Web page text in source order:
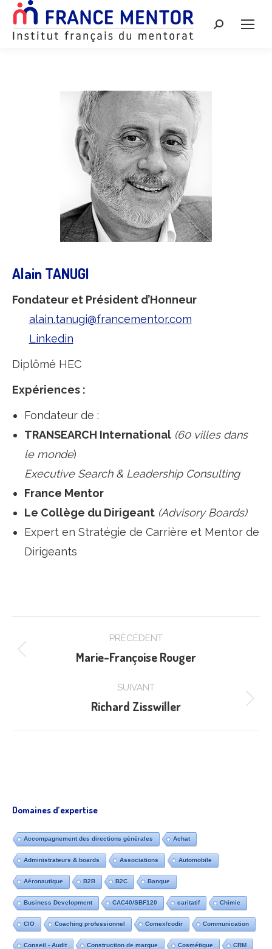
Recherche
Alain TANUGI
Fondateur et Président d’Honneur
alain.tanugi@francementor.com
Linkedin
Diplômé HEC
Expériences :
Fondateur de :
TRANSEARCH International (60 villes dans
le monde)
Executive Search & Leadership Consulting
France Mentor
Le Collège du Dirigeant (Advisory Boards)
Expert en Stratégie de Carrière et Mentor de
Dirigeants
de
commentaire
PRÉCÉDENT
Onglet
Marie-Françoise Rouger
SUIVANT
Projets
Richard Zisswiller
Domaines d’expertise
Accompagnement des directions générales Achat
Administrateurs & boards Associations Automobile
Aéronautique B2B B2C Banque
Business Development CAC40/SBF120 caritatif Chimie
CIO Coaching professionnel Comex/codir Communication
Conseil - Audit Construction de marque Cosmétique CRM